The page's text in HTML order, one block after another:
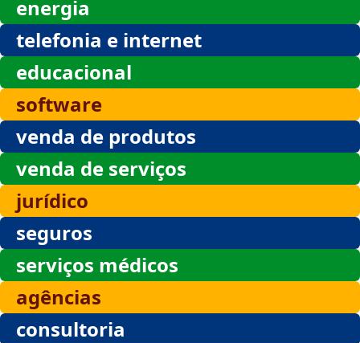
energia
telefonia e internet
educacional
software
venda de produtos
venda de serviços
jurídico
seguros
serviços médicos
agências
consultoria